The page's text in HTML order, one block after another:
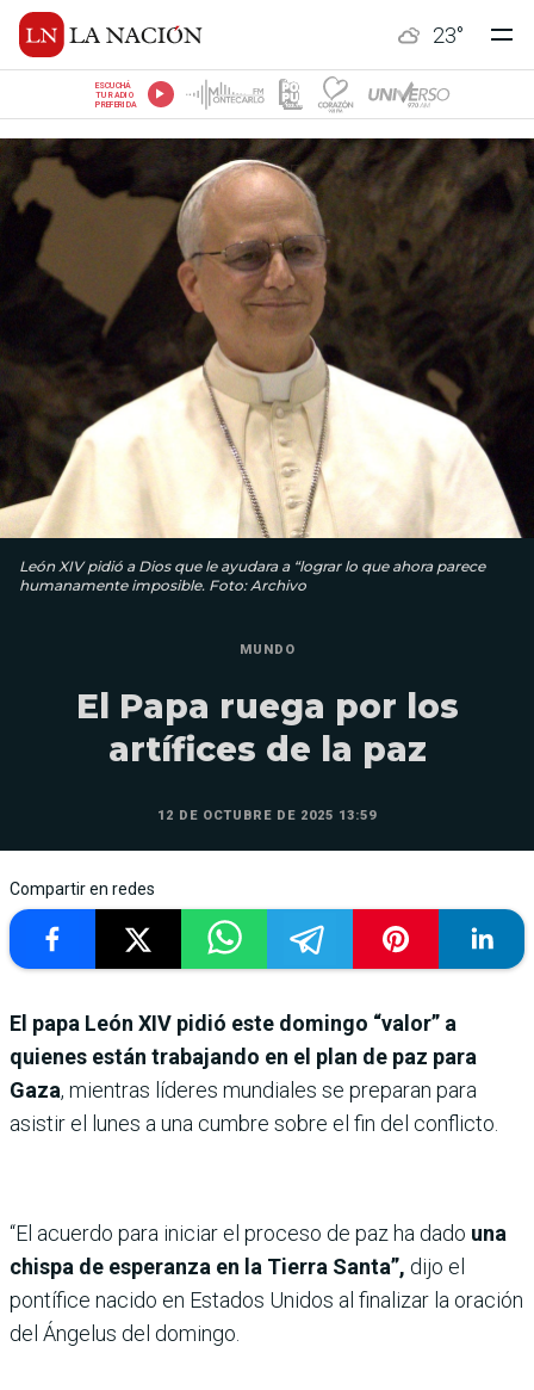
23°
ESCUCHÁ
TU RADIO
PREFERIDA
León XIV pidió a Dios que le ayudara a “lograr lo que ahora parece
humanamente imposible. Foto: Archivo
MUNDO
El Papa ruega por los
artífices de la paz
12 DE OCTUBRE DE 2025 13:59
Compartir en redes
El papa León XIV pidió este domingo “valor” a
quienes están trabajando en el plan de paz para
Gaza, mientras líderes mundiales se preparan para
asistir el lunes a una cumbre sobre el fin del conflicto.
“El acuerdo para iniciar el proceso de paz ha dado una
chispa de esperanza en la Tierra Santa”, dijo el
pontífice nacido en Estados Unidos al finalizar la oración
del Ángelus del domingo.